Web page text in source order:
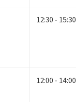
12:30 - 15:30
12:00 - 14:00